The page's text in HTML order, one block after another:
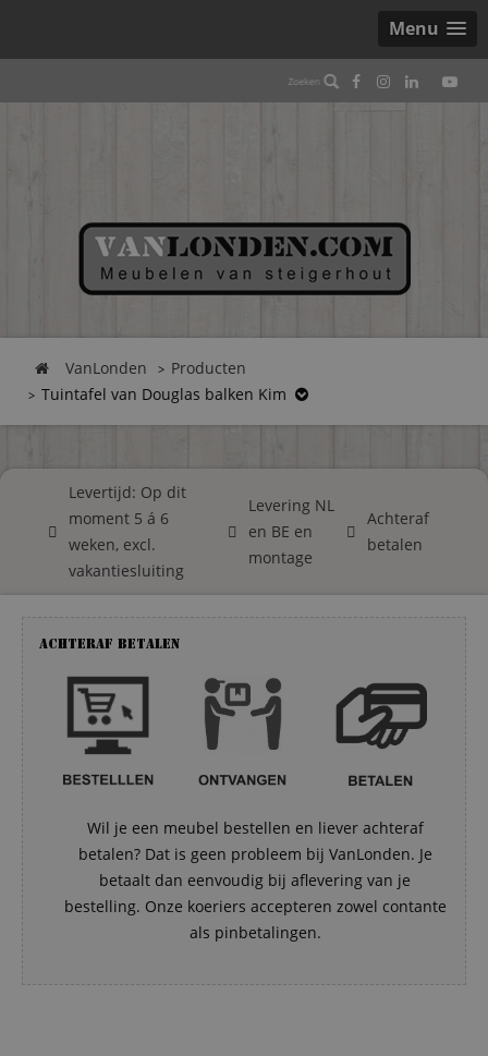
Menu
VanLonden
Producten
Tuintafel van Douglas balken Kim
Levertijd: Op dit
moment 5 á 6
weken, excl.
vakantiesluiting
Levering NL
en BE en
montage
Achteraf
betalen
Achteraf betalen
Wil je een meubel bestellen en liever achteraf
betalen? Dat is geen probleem bij VanLonden. Je
betaalt dan eenvoudig bij aflevering van je
bestelling. Onze koeriers accepteren zowel contante
als pinbetalingen.